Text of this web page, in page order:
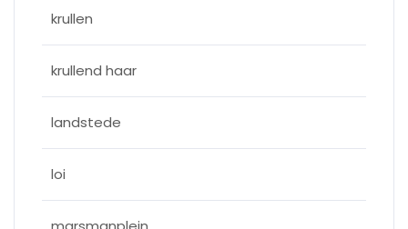
krullen
krullend haar
landstede
loi